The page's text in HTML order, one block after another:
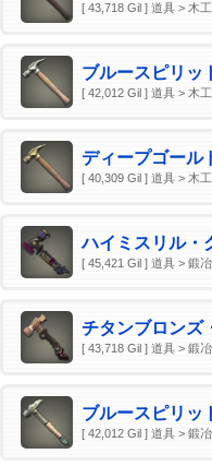
[ 43,718 Gil ] 道具 > 木
ブルースピリッ
[ 42,012 Gil ] 道具 > 木
ディープゴール
[ 40,309 Gil ] 道具 > 木
ハイミスリル・
[ 45,421 Gil ] 道具 > 鍛
チタンブロンズ
[ 43,718 Gil ] 道具 > 鍛
ブルースピリッ
[ 42,012 Gil ] 道具 > 鍛